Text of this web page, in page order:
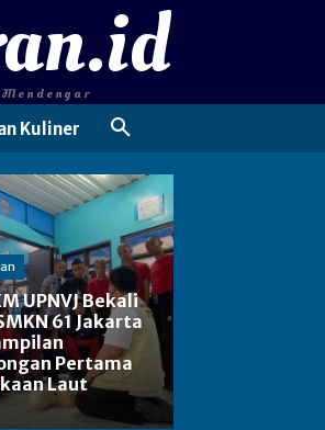
Kuliner
UPNVJ Bekali
61 Jakarta
Pertama
Laut